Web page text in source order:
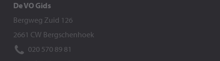
De VO Gids
Bergweg Zuid 126
2661 CW Bergschenhoek
020 570 89 81